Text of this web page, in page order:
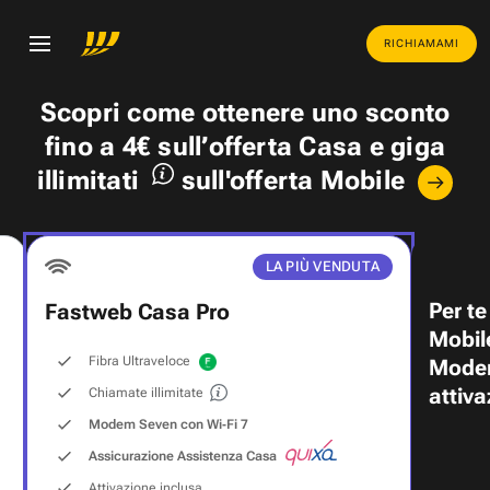
RICHIAMAMI
Scopri come ottenere uno sconto
fino a 4€ sull’offerta Casa egiga
illimitati
sull'offerta Mobile
LA PIÙ VENDUTA
Fastweb Casa Pro
Fibra Ultraveloce
Chiamate illimitate
Modem Seven con Wi‑Fi 7
Assicurazione Assistenza Casa
Per